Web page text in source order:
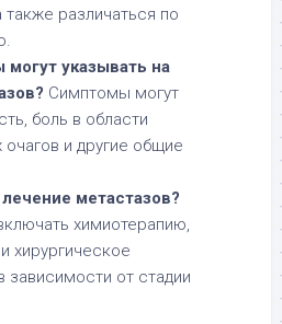
различаться по
указывать на
Симптомы могут
боль в области
очагов и другие общие
метастазов?
химиотерапию,
хирургическое
зависимости от стадии